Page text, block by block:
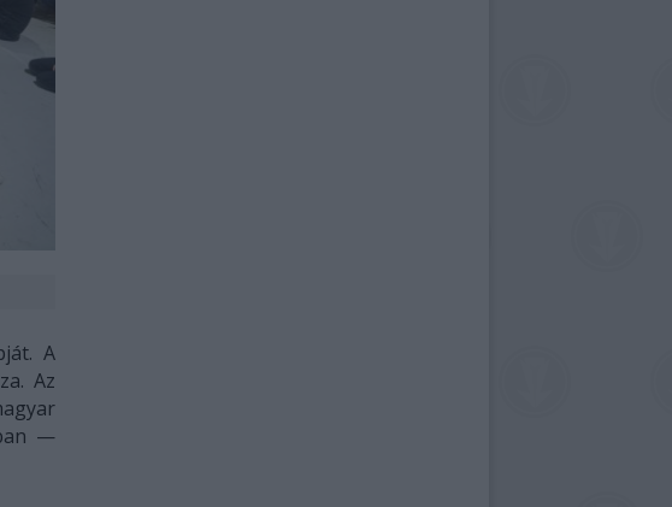
A
Az
—